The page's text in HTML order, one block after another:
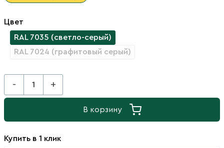
Цвет
RAL 7035 (светло-серый)
RAL 7024 (графитовый серый)
- +
В корзину
Купить в 1 клик